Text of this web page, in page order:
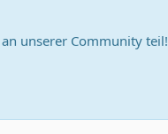
unserer Community teil!